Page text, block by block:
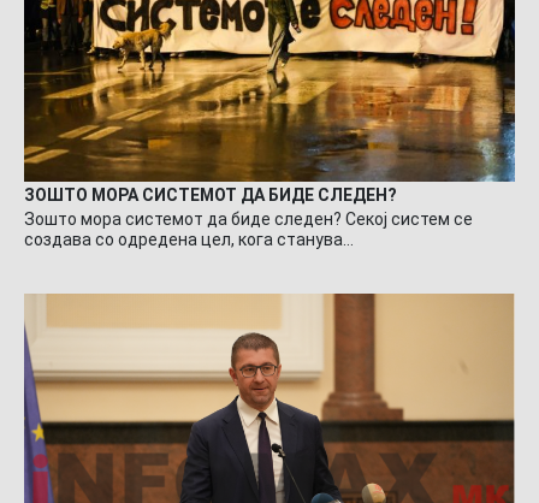
ЗОШТО МОРА СИСТЕМОТ ДА БИДЕ СЛЕДЕН?
Зошто мора системот да биде следен? Секој систем се
создава со одредена цел, кога станува…